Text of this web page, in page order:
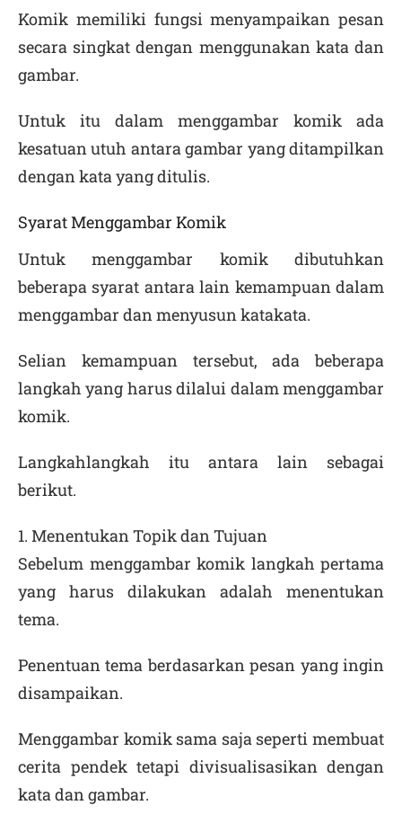
Komik memiliki fungsi menyampaikan pesan
secara singkat dengan menggunakan kata dan
gambar.
Untuk itu dalam menggambar komik ada
kesatuan utuh antara gambar yang ditampilkan
dengan kata yang ditulis.
Syarat Menggambar Komik
Untuk menggambar komik dibutuhkan
beberapa syarat antara lain kemampuan dalam
menggambar dan menyusun kata­kata.
Selian kemampuan tersebut, ada beberapa
langkah yang harus dilalui dalam menggambar
komik.
Langkah­langkah itu antara lain sebagai
berikut.
1. Menentukan Topik dan Tujuan
Sebelum menggambar komik langkah pertama
yang harus dilakukan adalah menentukan
tema.
Penentuan tema berdasarkan pesan yang ingin
disampaikan.
Menggambar komik sama saja seperti membuat
cerita pendek tetapi divisualisasikan dengan
kata dan gambar.